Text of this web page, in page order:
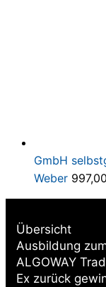
GmbH
Weber 997,00
Übersicht
Ausbildung
ALGOWAY
Ex zurück